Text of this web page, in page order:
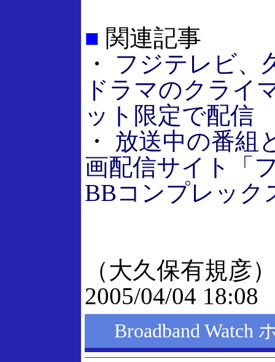
■ 関連記事
・ フジテレビ、
ドラマのクライ
ット限定で配信
・ 放送中の番組
画配信サイト「
BBコンプレック
（大久保有規彦
2005/04/04 18:08
Broadband Watch